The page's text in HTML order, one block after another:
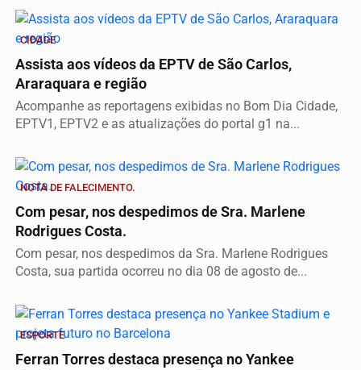
CIDADE
Assista aos vídeos da EPTV de São Carlos,
Araraquara e região
Acompanhe as reportagens exibidas no Bom Dia Cidade,
EPTV1, EPTV2 e as atualizações do portal g1 na...
NOTA DE FALECIMENTO.
Com pesar, nos despedimos de Sra. Marlene
Rodrigues Costa.
Com pesar, nos despedimos da Sra. Marlene Rodrigues
Costa, sua partida ocorreu no dia 08 de agosto de...
ESPORTE
Ferran Torres destaca presença no Yankee